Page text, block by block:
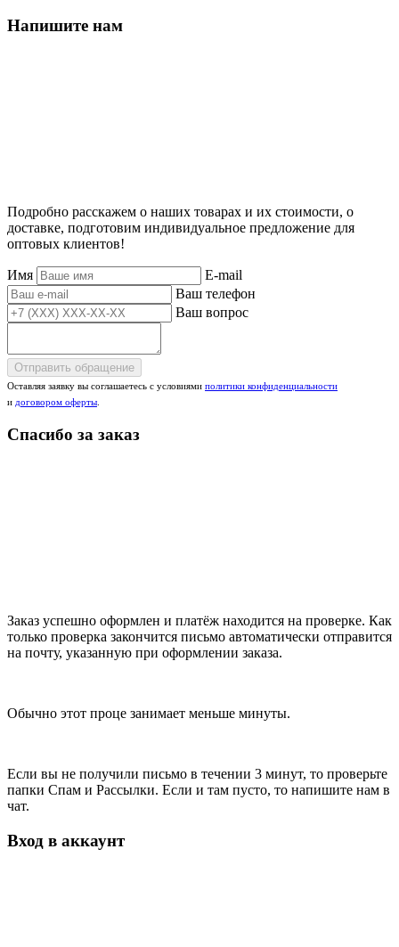
Напишите нам
Подробно расскажем о наших товарах и их стоимости, о
доставке, подготовим индивидуальное предложение для
оптовых клиентов!
Имя
E-mail
Ваш телефон
Ваш вопрос
Отправить обращение
Оставляя заявку вы соглашаетесь с условиями политики конфиденциальности
и договором оферты
Спасибо за заказ
Заказ успешно оформлен и платёж находится на проверке. Как
только проверка закончится письмо автоматически отправится
на почту, указанную при оформлении заказа.
Обычно этот проце занимает меньше минуты.
Если вы не получили письмо в течении 3 минут, то проверьте
папки Спам и Рассылки. Если и там пусто, то напишите нам в
чат.
Вход в аккаунт